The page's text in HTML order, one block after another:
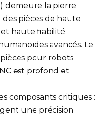
demeure la pierre
pièces de haute
et haute fiabilité
avancés. Le
pour robots
est profond et
composants critiques :
une précision